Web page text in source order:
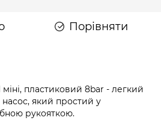
Порівняти
пластиковий 8bar - легкий
який простий у
рукояткою.